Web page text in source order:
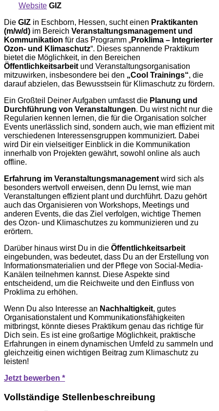
Website GIZ
Die GIZ in Eschborn, Hessen, sucht einen Praktikanten
(m/w/d) im Bereich Veranstaltungsmanagement und
Kommunikation für das Programm „Proklima – Integrierter
Ozon- und Klimaschutz“. Dieses spannende Praktikum
bietet die Möglichkeit, in den Bereichen
Öffentlichkeitsarbeit und Veranstaltungsorganisation
mitzuwirken, insbesondere bei den „Cool Trainings“, die
darauf abzielen, das Bewusstsein für Klimaschutz zu fördern.
Ein Großteil Deiner Aufgaben umfasst die Planung und
Durchführung von Veranstaltungen. Du wirst nicht nur die
Regularien kennen lernen, die für die Organisation solcher
Events unerlässlich sind, sondern auch, wie man effizient mit
verschiedenen Interessensgruppen kommuniziert. Dabei
wird Dir ein vielseitiger Einblick in die Kommunikation
innerhalb von Projekten gewährt, sowohl online als auch
offline.
Erfahrung im Veranstaltungsmanagement wird sich als
besonders wertvoll erweisen, denn Du lernst, wie man
Veranstaltungen effizient plant und durchführt. Dazu gehört
auch das Organisieren von Workshops, Meetings und
anderen Events, die das Ziel verfolgen, wichtige Themen
des Ozon- und Klimaschutzes zu kommunizieren und zu
erörtern.
Darüber hinaus wirst Du in die Öffentlichkeitsarbeit
eingebunden, was bedeutet, dass Du an der Erstellung von
Informationsmaterialien und der Pflege von Social-Media-
Kanälen teilnehmen kannst. Diese Aspekte sind
entscheidend, um die Reichweite und den Einfluss von
Proklima zu erhöhen.
Wenn Du also Interesse an Nachhaltigkeit, gutes
Organisationstalent und Kommunikationsfähigkeiten
mitbringst, könnte dieses Praktikum genau das richtige für
Dich sein. Es ist eine großartige Möglichkeit, praktische
Erfahrungen in einem dynamischen Umfeld zu sammeln und
gleichzeitig einen wichtigen Beitrag zum Klimaschutz zu
leisten!
Jetzt bewerben *
Vollständige Stellenbeschreibung